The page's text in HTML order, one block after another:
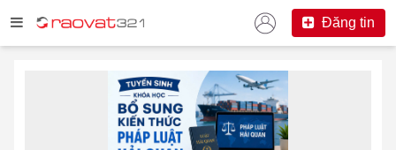
Đăng tin